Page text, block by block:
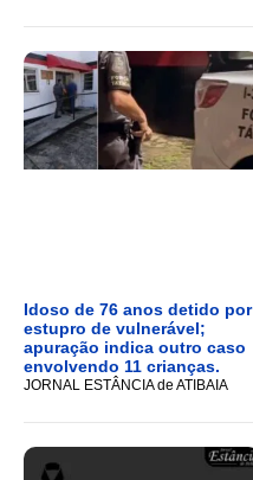
Idoso de 76 anos detido por
estupro de vulnerável;
apuração indica outro caso
envolvendo 11 crianças.
JORNAL ESTÂNCIA de ATIBAIA